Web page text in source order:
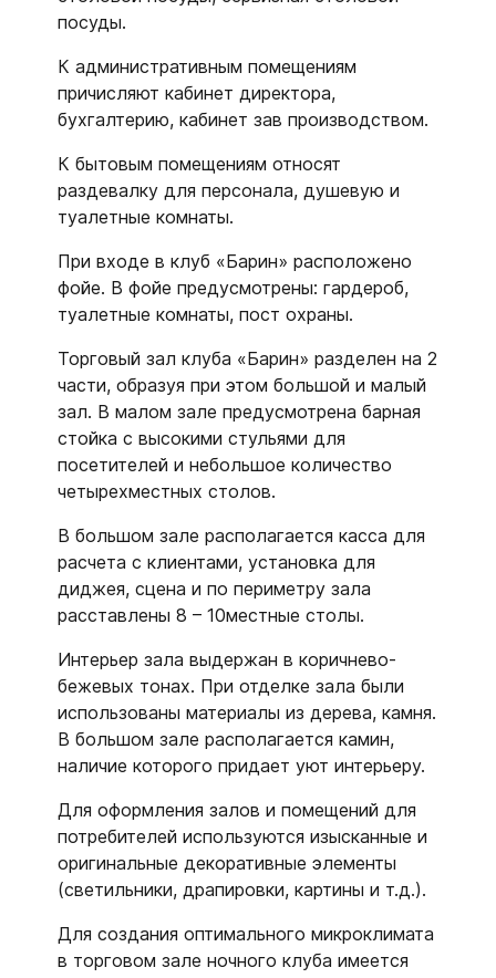
посуды.
К административным помещениям
причисляют кабинет директора,
бухгалтерию, кабинет зав производством.
К бытовым помещениям относят
раздевалку для персонала, душевую и
туалетные комнаты.
При входе в клуб «Барин» расположено
фойе. В фойе предусмотрены: гардероб,
туалетные комнаты, пост охраны.
Торговый зал клуба «Барин» разделен на 2
части, образуя при этом большой и малый
зал. В малом зале предусмотрена барная
стойка с высокими стульями для
посетителей и небольшое количество
четырехместных столов.
В большом зале располагается касса для
расчета с клиентами, установка для
диджея, сцена и по периметру зала
расставлены 8 – 10местные столы.
Интерьер зала выдержан в коричнево-
бежевых тонах. При отделке зала были
использованы материалы из дерева, камня.
В большом зале располагается камин,
наличие которого придает уют интерьеру.
Для оформления залов и помещений для
потребителей используются изысканные и
оригинальные декоративные элементы
(светильники, драпировки, картины и т.д.).
Для создания оптимального микроклимата
в торговом зале ночного клуба имеется